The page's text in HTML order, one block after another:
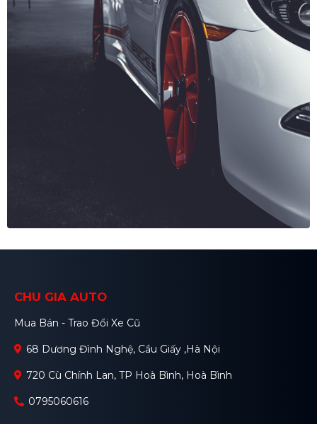
CHU GIA AUTO
Mua Bán - Trao Đổi Xe Cũ
68 Dương Đình Nghệ, Cầu Giấy ,Hà Nội
720 Cù Chính Lan, TP Hoà Bình, Hoà Bình
0795060616